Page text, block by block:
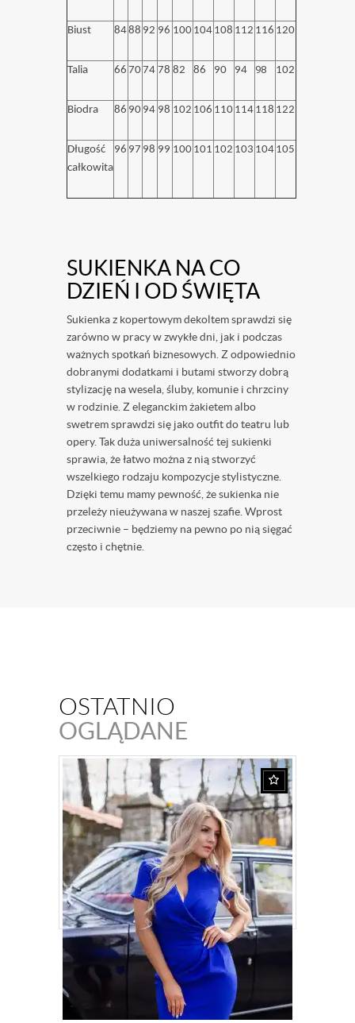
Biust 8488 92 96 100 104 108 112 116 120
Talia 66 7074 78 82 86 90 94 98 102
Biodra 86 90 94 98 102 106 110 114 118 122
Długość
całkowita
96 97 98 99 100 101 102 103 104 105
SUKIENKA NA CO
DZIEŃ I OD ŚWIĘTA
Sukienka z kopertowym dekoltem sprawdzi się
zarówno w pracy w zwykłe dni, jak i podczas
ważnych spotkań biznesowych. Z odpowiednio
dobranymi dodatkami i butami stworzy dobrą
stylizację na wesela, śluby, komunie i chrzciny
w rodzinie. Z eleganckim żakietem albo
swetrem sprawdzi się jako outfit do teatru lub
opery. Tak duża uniwersalność tej sukienki
sprawia, że łatwo można z nią stworzyć
wszelkiego rodzaju kompozycje stylistyczne.
Dzięki temu mamy pewność, że sukienka nie
przeleży nieużywana w naszej szafie. Wprost
przeciwnie – będziemy na pewno po nią sięgać
często i chętnie.
OSTATNIO
OGLĄDANE
SUKIENKA Z KOPERTOWYM DEKOLTEM
KM56-2
265,00ZŁ